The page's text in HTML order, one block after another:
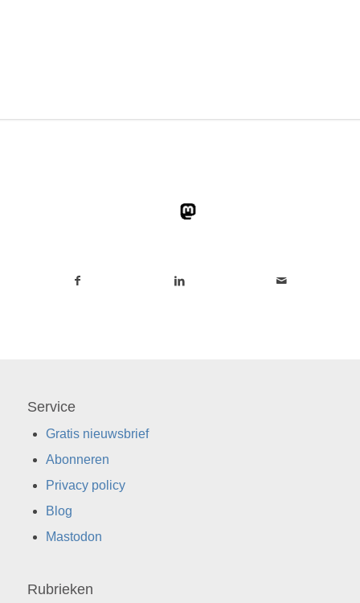
Service
Gratis nieuwsbrief
Abonneren
Privacy policy
Blog
Mastodon
Rubrieken